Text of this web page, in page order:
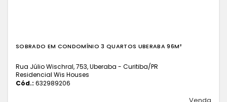
SOBRADO EM CONDOMÍNIO 3 QUARTOS UBERABA 96M²
Rua Júlio Wischral, 753, Uberaba - Curitiba/PR
Residencial Wis Houses
Cód.: 632989206